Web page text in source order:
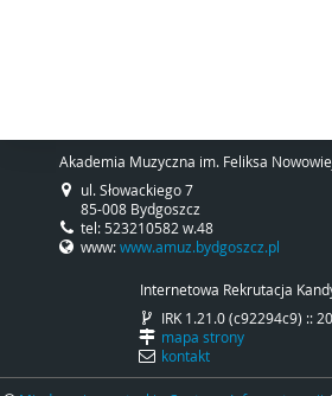
Akademia Muzyczna im. Feliksa
ul. Słowackiego 7
85-008 Bydgoszcz
tel: 523210582 w.48
www:www.amuz.bydgoszcz.pl
Internetowa Rekrutacja
IRK 1.21.0 (c92294c9) ::
mapa strony
kontakt